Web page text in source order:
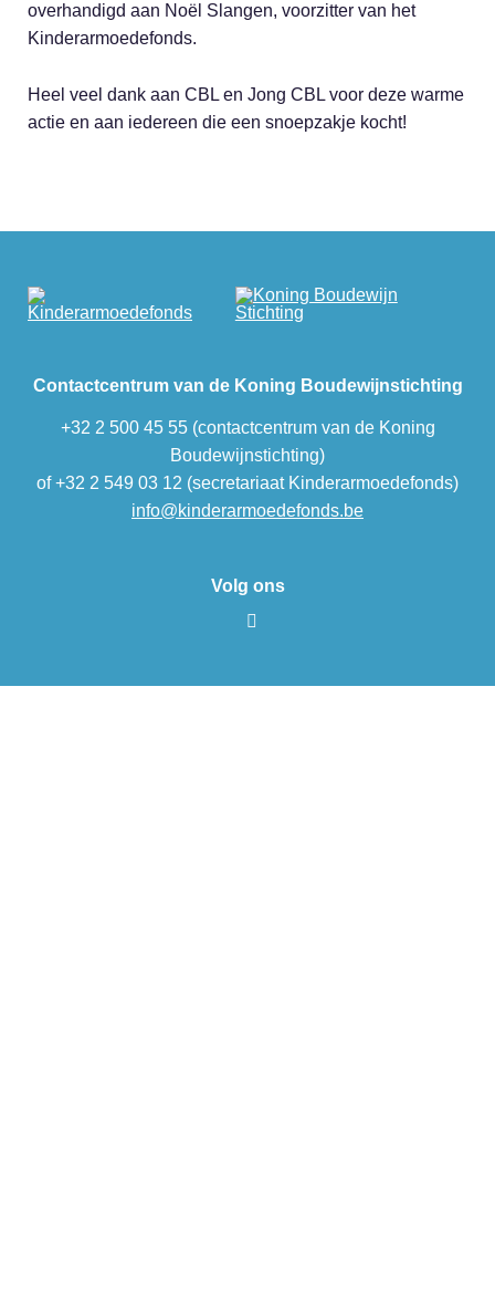
overhandigd aan Noël Slangen, voorzitter van het
Kinderarmoedefonds.
Heel veel dank aan CBL en Jong CBL voor deze warme
actie en aan iedereen die een snoepzakje kocht!
Contactcentrum van de Koning Boudewijnstichting
+32 2 500 45 55 (contactcentrum van de Koning
Boudewijnstichting)
of +32 2 549 03 12 (secretariaat Kinderarmoedefonds)
info@kinderarmoedefonds.be
Volg ons